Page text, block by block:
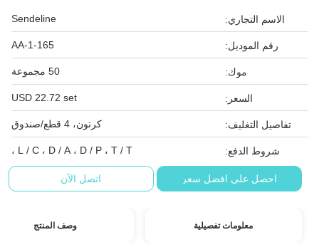
الاسم التجاري: Sendeline
رقم الموديل: AA-1-165
موك: 50 مجموعة
السعر: USD 22.72 set
تفاصيل التغليف: كرتون، 4 قطع/صندوق
شروط الدفع: L / C ، D / A ، D / P ، T / T ،
احصل على افضل سعر اتصل الآن
معلومات تفصيلية وصف المنتج